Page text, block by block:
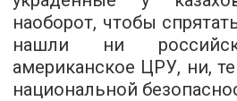
наоборот, чтобы
нашли ни
американское ЦРУ, ни,
национальной